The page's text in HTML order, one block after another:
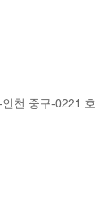
천 중구-0221